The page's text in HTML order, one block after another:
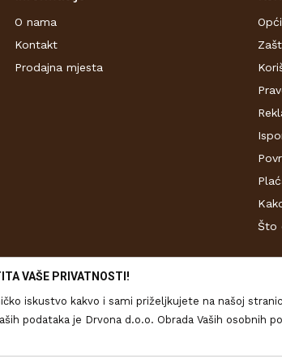
O nama
Kontakt
Prodajna mjesta
Što
u opisu proizvoda, vjernom prikazu slika te
VAŠE PRIVATNOSTI!
iskustvo kakvo i sami priželjkujete na našoj
je Drvona d.o.o. Obrada Vaših osobnih podataka je
sadržaja Vama. Više o podacima koje
uPravilima o korištenju kolačićaKolačiće u bilo